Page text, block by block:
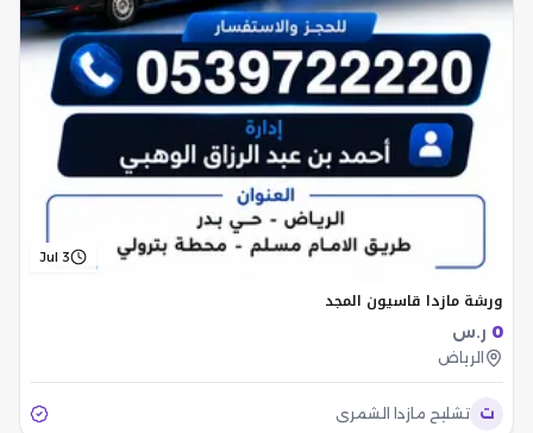
Jul 3
ورشة مازدا قاسيون المجد
0 ر.س
الرياض
ت تشليح مازدا الشمري